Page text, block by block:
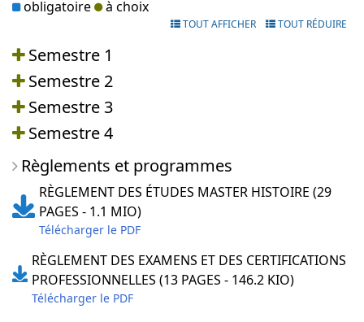
obligatoire à choix
TOUT RÉDUIRE
TOUT AFFICHER
Semestre 1
Semestre 2
Semestre 3
Semestre 4
Règlements et programmes
RÈGLEMENT DES ÉTUDES MASTER HISTOIRE (29
PAGES - 1.1 MIO)
Télécharger le PDF
RÈGLEMENT DES EXAMENS ET DES CERTIFICATIONS
PROFESSIONNELLES (13 PAGES - 146.2 KIO)
Télécharger le PDF